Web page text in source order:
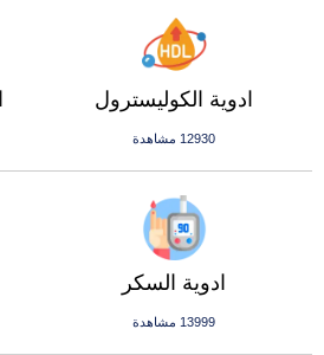
ادوية الكوليسترول
12930 مشاهدة
ادوية السكر
13999 مشاهدة